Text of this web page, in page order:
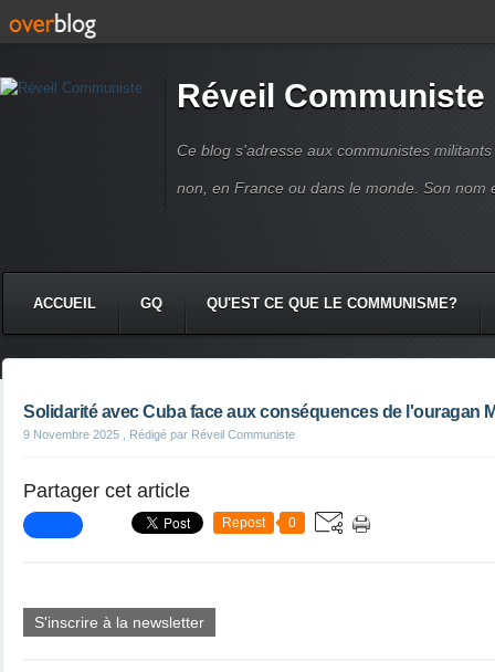
Réveil Communiste
Ce blog s'adresse aux communistes
non, en France ou dans le monde. Son nom
ACCUEIL GQ QU'EST CE QUE LE COMMUNISME?
Solidarité avec Cuba face aux conséquences de l'ouragan
9 Novembre 2025 , Rédigé par Réveil Communiste
Partager cet article
Repost 0
S'inscrire à la newsletter